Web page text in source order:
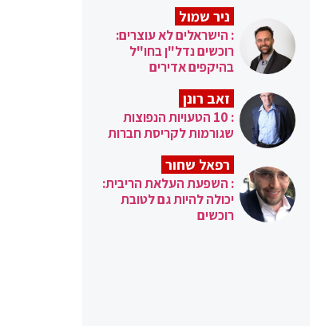
ניר שמול
: הישראלים לא עוצרים:
רוכשים נדל"ן בחו"ל
בהיקפים אדירים
זאב רונן
: 10 הטעויות הנפוצות
שגורמות לקריסת חברות
רפאל שחור
: השפעת העלאת הריבית:
יכולה להיות גם לטובת
רוכשים